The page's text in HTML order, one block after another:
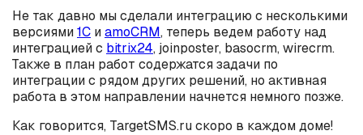
Не так давно мы сделали интеграцию с несколькими
версиями1С иamoCRM, теперь ведем работу над
интеграцией с bitrix24, joinposter, basocrm, wirecrm.
Также в план работ содержатся задачи по
интеграции с рядом других решений, но активная
работа в этом направлении начнется немного позже.
Как говорится, TargetSMS.ru скоро в каждом доме!